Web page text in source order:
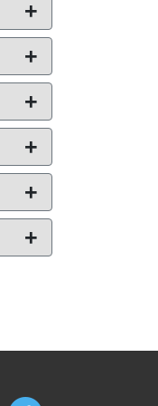
+
+
+
+
+
+